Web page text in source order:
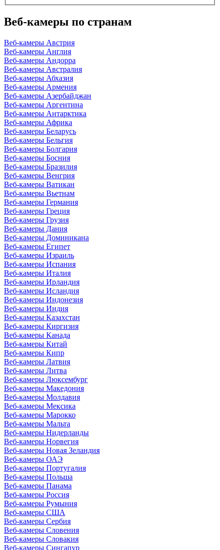
Веб-камеры по странам
Веб-камеры Австрия
Веб-камеры Англия
Веб-камеры Андорра
Веб-камеры Австралия
Веб-камеры Абхазия
Веб-камеры Армения
Веб-камеры Азербайджан
Веб-камеры Аргентина
Веб-камеры Антарктика
Веб-камеры Африка
Веб-камеры Беларусь
Веб-камеры Бельгия
Веб-камеры Болгария
Веб-камеры Босния
Веб-камеры Бразилия
Веб-камеры Венгрия
Веб-камеры Ватикан
Веб-камеры Вьетнам
Веб-камеры Германия
Веб-камеры Греция
Веб-камеры Грузия
Веб-камеры Дания
Веб-камеры Доминикана
Веб-камеры Египет
Веб-камеры Израиль
Веб-камеры Испания
Веб-камеры Италия
Веб-камеры Ирландия
Веб-камеры Исландия
Веб-камеры Индонезия
Веб-камеры Индия
Веб-камеры Казахстан
Веб-камеры Киргизия
Веб-камеры Канада
Веб-камеры Китай
Веб-камеры Кипр
Веб-камеры Латвия
Веб-камеры Литва
Веб-камеры Люксембург
Веб-камеры Македония
Веб-камеры Молдавия
Веб-камеры Мексика
Веб-камеры Марокко
Веб-камеры Мальта
Веб-камеры Нидерланды
Веб-камеры Норвегия
Веб-камеры Новая Зеландия
Веб-камеры ОАЭ
Веб-камеры Португалия
Веб-камеры Польша
Веб-камеры Панама
Веб-камеры Россия
Веб-камеры Румыния
Веб-камеры США
Веб-камеры Сербия
Веб-камеры Словения
Веб-камеры Словакия
Веб-камеры Сингапур